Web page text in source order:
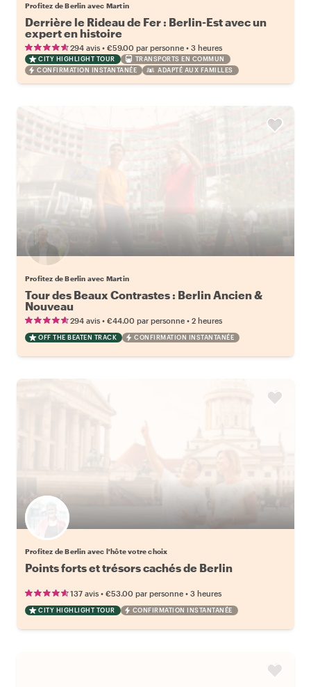
Profitez de Berlin avec Martin
Derrière le Rideau de Fer : Berlin-Est avec un
expert en histoire
294 avis • €59.00 par personne • 3 heures
CITY HIGHLIGHT TOUR
TRANSPORTS EN COMMUN
CONFIRMATION INSTANTANÉE
ADAPTÉ AUX FAMILLES
Profitez de Berlin avec Martin
Tour des Beaux Contrastes : Berlin Ancien &
Nouveau
294 avis • €44.00 par personne • 2 heures
OFF THE BEATEN TRACK CONFIRMATION INSTANTANÉE
Profitez de Berlin avec l'hôte votre choix
Points forts et trésors cachés de Berlin
137 avis • €53.00 par personne • 3 heures
CITY HIGHLIGHT TOUR CONFIRMATION INSTANTANÉE